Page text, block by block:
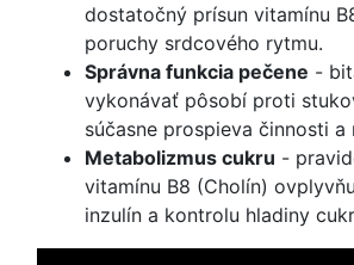
dostatočný prísun vitamínu
poruchy srdcového rytmu.
Správna funkcia pečene -
vykonávať pôsobí proti
súčasne prospieva činnosti a
Metabolizmus cukru -
vitamínu B8 (Cholín)
inzulín a kontrolu hladiny